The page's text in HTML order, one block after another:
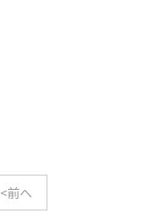
<前へ